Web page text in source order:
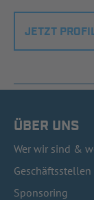
JETZT
ÜBER UNS
Wer wir sind &
Sponsoring